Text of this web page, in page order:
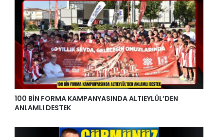
100 BİN FORMA KAMPANYASINDA ALTIEYLÜL’DEN
ANLAMLI DESTEK